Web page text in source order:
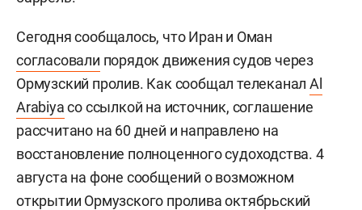
Сегодня сообщалось, что Иран и Оман
согласовали порядок движения судов через
Ормузский пролив. Как сообщал телеканал Al
Arabiyaсо ссылкой на источник, соглашение
рассчитано на 60 дней и направлено на
восстановление полноценного судоходства. 4
августа на фоне сообщений о возможном
открытии Ормузского пролива октябрьский